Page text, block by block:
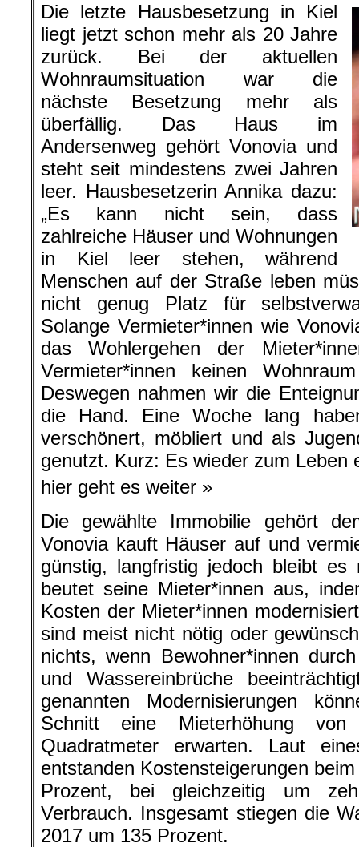
Die letzte Hausbesetzung in Kiel
liegt jetzt schon mehr als 20 Jahre
zurück. Bei der aktuellen
Wohnraumsituation war die
nächste Besetzung mehr als
überfällig. Das Haus im
Andersenweg gehört Vonovia und
steht seit mindestens zwei Jahren
leer. Hausbesetzerin Annika dazu:
„Es kann nicht sein, dass
zahlreiche Häuser und Wohnungen
in Kiel leer stehen, während
Menschen auf der Straße leben
nicht genug Platz für
Solange Vermieter*innen wie
das Wohlergehen der
Vermieter*innen keinen
Deswegen nahmen wir die
die Hand. Eine Woche lang
verschönert, möbliert und als
genutzt. Kurz: Es wieder zum Leben
hier geht es weiter »
Die gewählte Immobilie gehört
Vonovia kauft Häuser auf und
günstig, langfristig jedoch bleibt
beutet seine Mieter*innen aus,
Kosten der Mieter*innen
sind meist nicht nötig oder
nichts, wenn Bewohner*innen
und Wassereinbrüche
genannten Modernisierungen
Schnitt eine Mieterhöhung
Quadratmeter erwarten. Laut
entstanden Kostensteigerungen
Prozent, bei gleichzeitig um
Verbrauch. Insgesamt stiegen die
2017 um 135 Prozent.